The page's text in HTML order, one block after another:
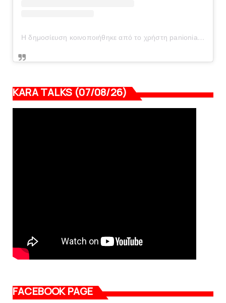
Η δημοσίευση κοινοποιήθηκε από το χρήστη panionianea.gr (@panionianea.gr)
KARA TALKS (07/08/26)
FACEBOOK PAGE